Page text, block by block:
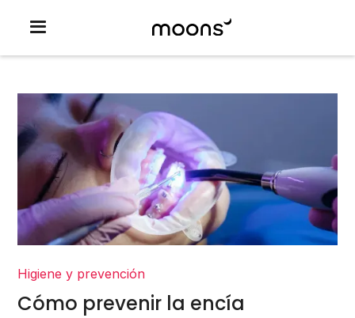
Higiene y prevención
Cómo prevenir la encía